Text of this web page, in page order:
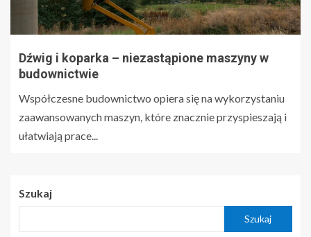
Dźwig i koparka – niezastąpione maszyny w
budownictwie
Współczesne budownictwo opiera się na wykorzystaniu
zaawansowanych maszyn, które znacznie przyspieszają i
ułatwiają prace...
Szukaj
Szukaj